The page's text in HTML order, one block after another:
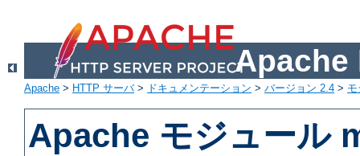
Apache
Apache > HTTP サーバ> ドキュメンテーション > バージョン 2.4 >
Apache モジュール